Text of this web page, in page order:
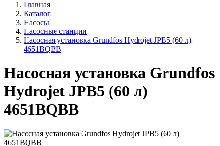
Главная
Каталог
Насосы
Насосные станции
Насосная установка Grundfos Hydrojet JPB5 (60 л)
4651BQBB
Насосная установка Grundfos
Hydrojet JPB5 (60 л)
4651BQBB